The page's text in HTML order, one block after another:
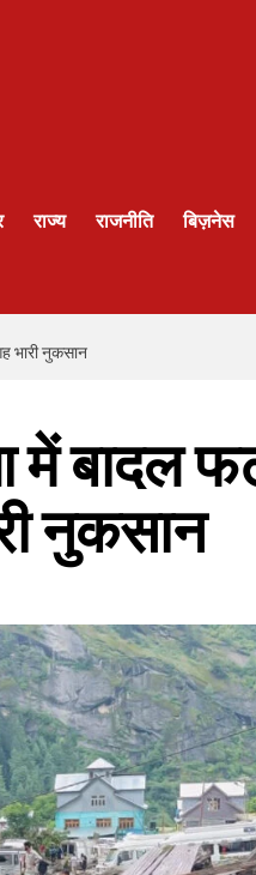
राज्य राजनीति बिज़नेस
भारी नुकसान
बादल
नुकसान